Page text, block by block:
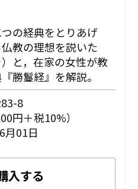
の経典をとりあげ
教の理想を説いた
と，在家の女性が教
勝鬘経』を解説。
8
円＋税10%）
月01日
入する